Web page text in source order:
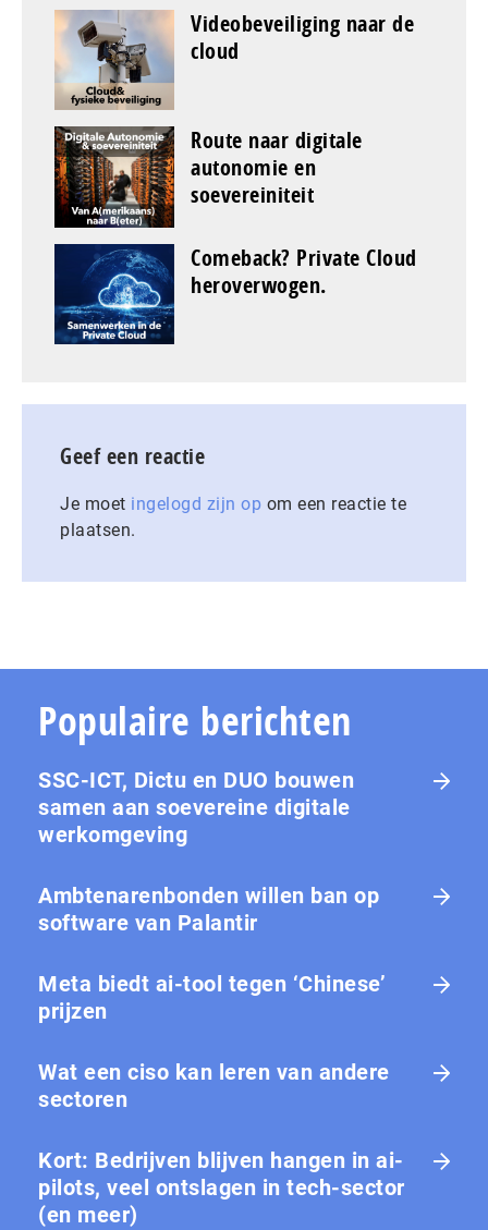
Videobeveiliging naar de
cloud
Route naar digitale
autonomie en
soevereiniteit
Comeback? Private Cloud
heroverwogen.
Geef een reactie
Je moet ingelogd zijn op om een reactie te
plaatsen.
Populaire berichten
SSC-ICT, Dictu en DUO bouwen
samen aan soevereine digitale
werkomgeving
Ambtenarenbonden willen ban op
software van Palantir
Meta biedt ai-tool tegen ‘Chinese’
prijzen
Wat een ciso kan leren van andere
sectoren
Kort: Bedrijven blijven hangen in ai-
pilots, veel ontslagen in tech-sector
(en meer)